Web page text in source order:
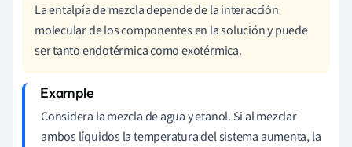
La entalpía de mezcla depende de la interacción
molecular de los componentes en la solución y puede
ser tanto endotérmica como exotérmica.
Considera la mezcla de agua y etanol. Si al mezclar
ambos líquidos la temperatura del sistema aumenta, la